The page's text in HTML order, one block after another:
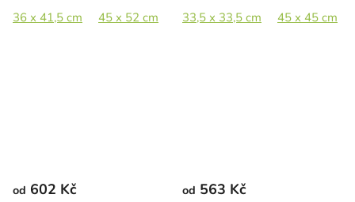
36 x 41,5 cm 45 x 52 cm 65 x 75 cm 80 x 92 cm
33,5 x 33,5 cm 45 x 45 cm
od 602 Kč od 563 Kč